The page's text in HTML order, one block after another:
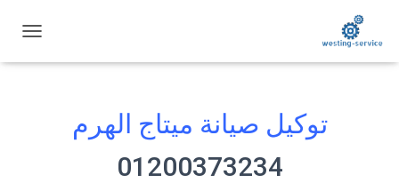
ب
توكيل صيانة ميتاج الهرم
01200373234